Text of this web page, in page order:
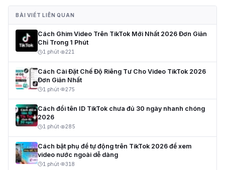
BÀI VIẾT LIÊN QUAN
Cách Ghim Video Trên TikTok Mới Nhất 2026 Đơn Giản
Chỉ Trong 1 Phút
1 phút· 221
Cách Cài Đặt Chế Độ Riêng Tư Cho Video TikTok 2026
Đơn Giản Nhất
1 phút· 275
Cách đổi tên ID TikTok chưa đủ 30 ngày nhanh chóng
2026
1 phút· 285
Cách bật phụ đề tự động trên TikTok 2026 để xem
video nước ngoài dễ dàng
1 phút· 318